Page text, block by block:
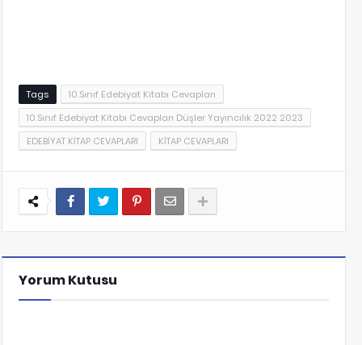
Tags
10.Sınıf Edebiyat Kitabı Cevapları
10.Sınıf Edebiyat Kitabı Cevapları Düşler Yayıncılık 2022 2023
EDEBİYAT KİTAP CEVAPLARI
KİTAP CEVAPLARI
Yorum Kutusu